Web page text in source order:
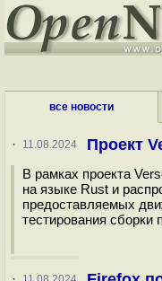
все новости
· 11.08.2024 Проект
В рамках проекта
на языке Rust и
предоставляемых
тестирования